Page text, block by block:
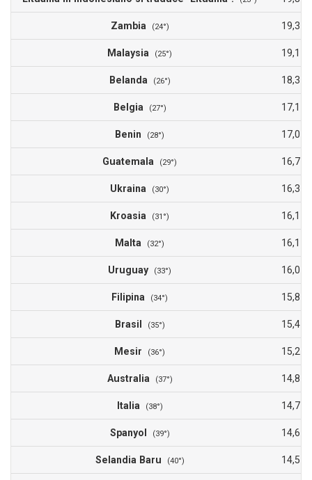
Zambia (24°) 19,3
Malaysia (25°) 19,1
Belanda (26°) 18,3
Belgia (27°) 17,1
Benin (28°) 17,0
Guatemala (29°) 16,7
Ukraina (30°) 16,3
Kroasia (31°) 16,1
Malta (32°) 16,1
Uruguay (33°) 16,0
Filipina (34°) 15,8
Brasil (35°) 15,4
Mesir (36°) 15,2
Australia (37°) 14,8
Italia (38°) 14,7
Spanyol (39°) 14,6
Selandia Baru (40°) 14,5